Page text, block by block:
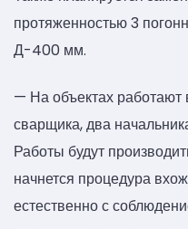
протяженностью 3
Д-400 мм.
— На объектах работают
сварщика, два
Работы будут
начнется процедура
естественно с